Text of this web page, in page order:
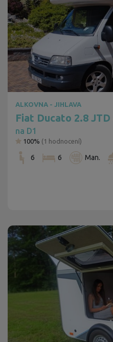
ALKOVNA - JIHLAVA
Fiat Ducato 2.8 JTD
na D1
100% (1 hodnocení)
6 6 Man.